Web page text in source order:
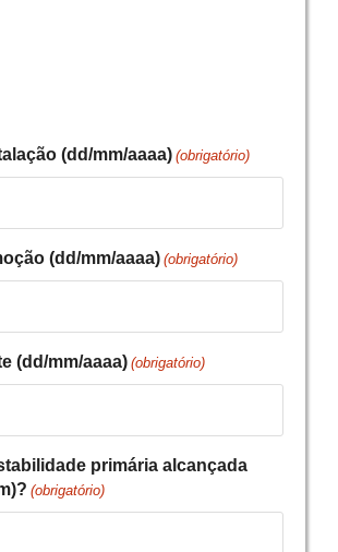
(dd/mm/aaaa) (obrigatório)
(dd/mm/aaaa) (obrigatório)
(dd/mm/aaaa) (obrigatório)
primária alcançada
(obrigatório)